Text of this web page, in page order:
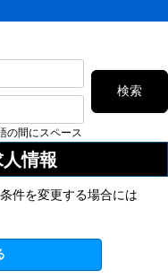
検索
間にスペース
情報
件を変更する場合には